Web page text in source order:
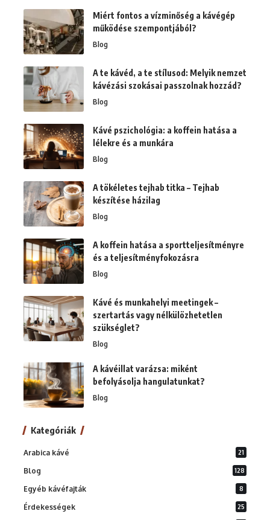
Miért fontos a vízminőség a kávégép
működése szempontjából?
Blog
A te kávéd, a te stílusod: Melyik nemzet
kávézási szokásai passzolnak hozzád?
Blog
Kávé pszichológia: a koffein hatása a
lélekre és a munkára
Blog
A tökéletes tejhab titka – Tejhab
készítése házilag
Blog
A koffein hatása a sportteljesítményre
és a teljesítményfokozásra
Blog
Kávé és munkahelyi meetingek –
szertartás vagy nélkülözhetetlen
szükséglet?
Blog
A kávéillat varázsa: miként
befolyásolja hangulatunkat?
Blog
Kategóriák
Arabica kávé 21
Blog 128
Egyéb kávéfajták 8
Érdekességek 25